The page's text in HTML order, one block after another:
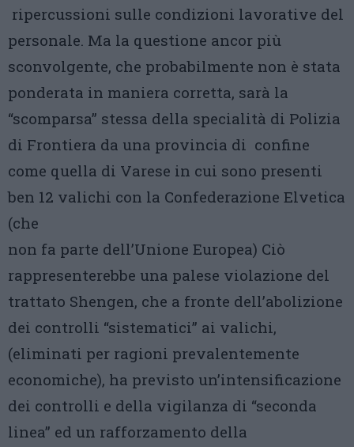
ripercussioni sulle condizioni lavorative del
personale. Ma la questione ancor più
sconvolgente, che probabilmente non è stata
ponderata in maniera corretta, sarà la
“scomparsa” stessa della specialità di Polizia
di Frontiera da una provincia di confine
come quella di Varese in cui sono presenti
ben 12 valichi con la Confederazione Elvetica
(che
non fa parte dell’Unione Europea) Ciò
rappresenterebbe una palese violazione del
trattato Shengen, che a fronte dell’abolizione
dei controlli “sistematici” ai valichi,
(eliminati per ragioni prevalentemente
economiche), ha previsto un’intensificazione
dei controlli e della vigilanza di “seconda
linea” ed un rafforzamento della